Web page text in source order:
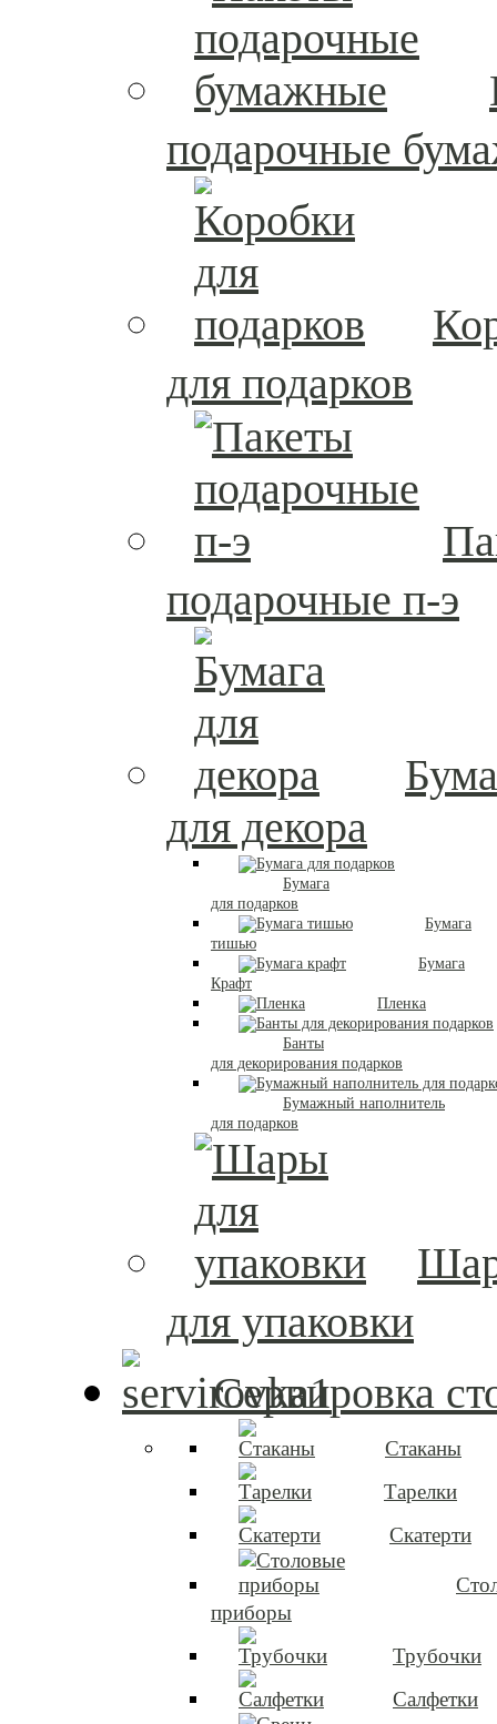
подарочные
для подарков
подарочные п-э
для декора
Бумага
для подарков
Бумага
тишью
Бумага
Крафт
Пленка
Банты
для декорирования подарков
Бумажный наполнитель
для подарков
для упаковки
Сервировка
Стаканы
Тарелки
Скатерти
приборы
Трубочки
Салфетки